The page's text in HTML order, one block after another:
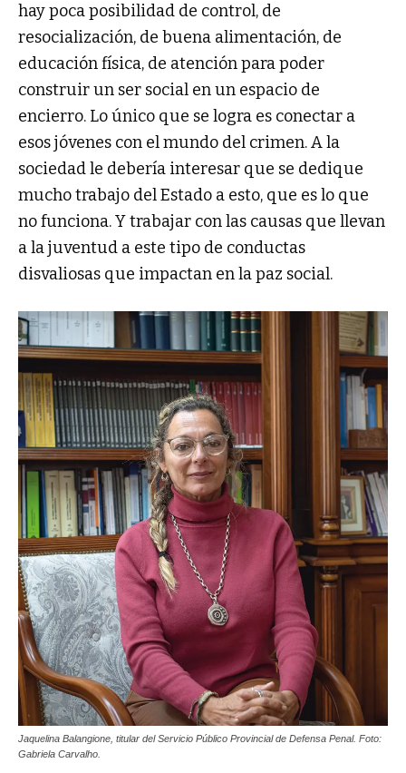
hay poca posibilidad de control, de
resocialización, de buena alimentación, de
educación física, de atención para poder
construir un ser social en un espacio de
encierro. Lo único que se logra es conectar a
esos jóvenes con el mundo del crimen. A la
sociedad le debería interesar que se dedique
mucho trabajo del Estado a esto, que es lo que
no funciona. Y trabajar con las causas que llevan
a la juventud a este tipo de conductas
disvaliosas que impactan en la paz social.
Jaquelina Balangione, titular del Servicio Público Provincial de Defensa Penal. Foto:
Gabriela Carvalho.